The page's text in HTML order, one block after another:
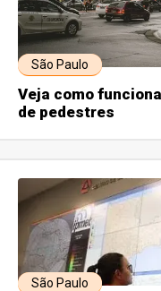
São Paulo
Veja como
de pedestres
São Paulo